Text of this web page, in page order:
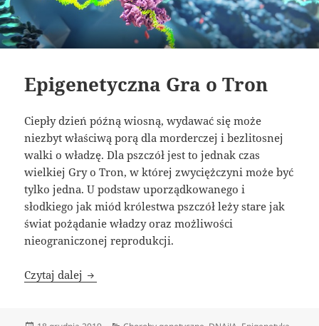
Epigenetyczna Gra o Tron
Ciepły dzień późną wiosną, wydawać się może
niezbyt właściwą porą dla morderczej i bezlitosnej
walki o władzę. Dla pszczół jest to jednak czas
wielkiej Gry o Tron, w której zwyciężczyni może być
tylko jedna. U podstaw uporządkowanego i
słodkiego jak miód królestwa pszczół leży stare jak
świat pożądanie władzy oraz możliwości
nieograniczonej reprodukcji.
Czytaj dalej Epigenetyczna Gra o Tron